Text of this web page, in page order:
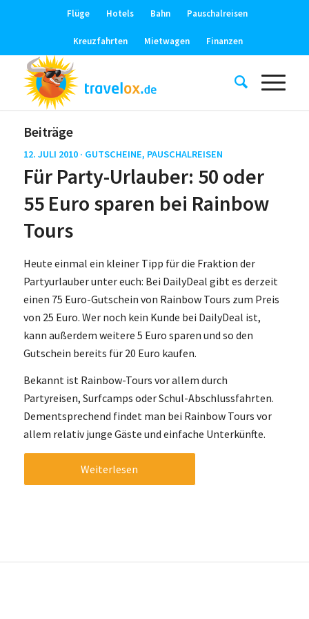
Flüge Hotels Bahn Pauschalreisen
Kreuzfahrten Mietwagen Finanzen
Beiträge
12. JULI 2010 · GUTSCHEINE, PAUSCHALREISEN
Für Party-Urlauber: 50 oder
55 Euro sparen bei Rainbow
Tours
Heute einmal ein kleiner Tipp für die Fraktion der
Partyurlauber unter euch: Bei DailyDeal gibt es derzeit
einen 75 Euro-Gutschein von Rainbow Tours zum Preis
von 25 Euro. Wer noch kein Kunde bei DailyDeal ist,
kann außerdem weitere 5 Euro sparen und so den
Gutschein bereits für 20 Euro kaufen.
Bekannt ist Rainbow-Tours vor allem durch
Partyreisen, Surfcamps oder Schul-Abschlussfahrten.
Dementsprechend findet man bei Rainbow Tours vor
allem relativ junge Gäste und einfache Unterkünfte.
Weiterlesen